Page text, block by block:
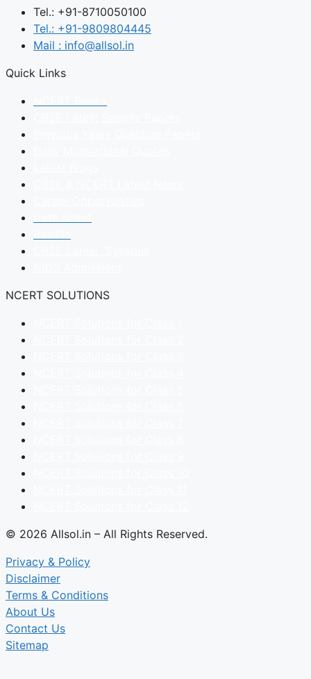
Tel.: +91-8710050100
Tel.: +91-9809804445
Mail : info@allsol.in
Quick Links
NCERT SOLUTIONS
© 2026 Allsol.in – All Rights Reserved.
Privacy & Policy
Disclaimer
Terms & Conditions
About Us
Contact Us
Sitemap